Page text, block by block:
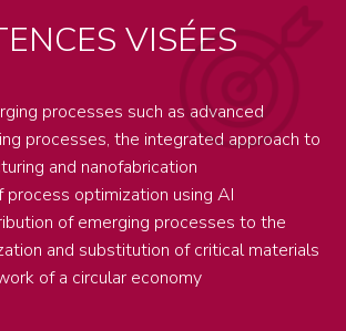
VISÉES
processes such as advanced
processes, the integrated approach to
and nanofabrication
optimization using AI
of emerging processes to the
and substitution of critical materials
of a circular economy